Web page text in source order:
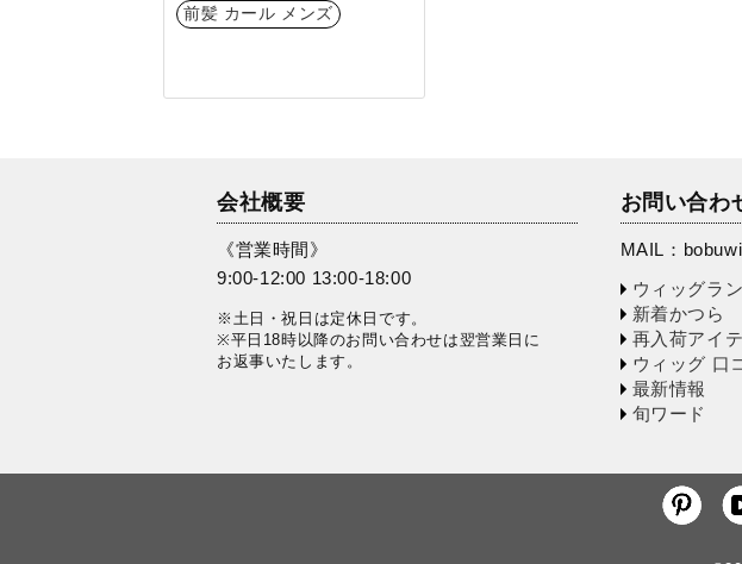
前髪 カール メンズ
会社概要
《営業時間》
9:00-12:00 13:00-18:00
※土日・祝日は定休日です。
※平日18時以降のお問い合わせは翌営業日に
お返事いたします。
お問い合わ
MAIL：
ウィッグラ
新着かつら
再入荷アイ
ウィッグ 口
最新情報
旬ワード